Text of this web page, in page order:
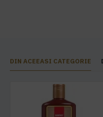
DIN ACEEASI CATEGORIE